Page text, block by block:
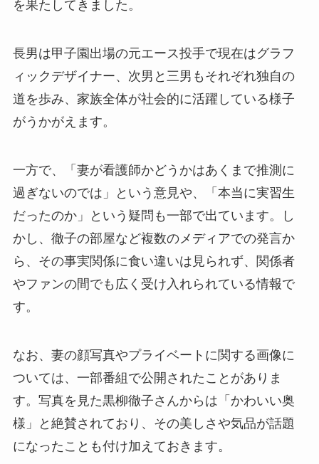
を果たしてきました。
長男は甲子園出場の元エース投手で現在はグラフ
ィックデザイナー、次男と三男もそれぞれ独自の
道を歩み、家族全体が社会的に活躍している様子
がうかがえます。
一方で、「妻が看護師かどうかはあくまで推測に
過ぎないのでは」という意見や、「本当に実習生
だったのか」という疑問も一部で出ています。し
かし、徹子の部屋など複数のメディアでの発言か
ら、その事実関係に食い違いは見られず、関係者
やファンの間でも広く受け入れられている情報で
す。
なお、妻の顔写真やプライベートに関する画像に
ついては、一部番組で公開されたことがありま
す。写真を見た黒柳徹子さんからは「かわいい奥
様」と絶賛されており、その美しさや気品が話題
になったことも付け加えておきます。